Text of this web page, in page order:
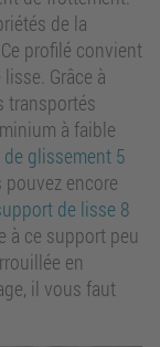
de la
profilé convient
Grâce à
transportés
à faible
glissement 5
pouvez encore
de lisse 8
à ce support peu
en
il vous faut